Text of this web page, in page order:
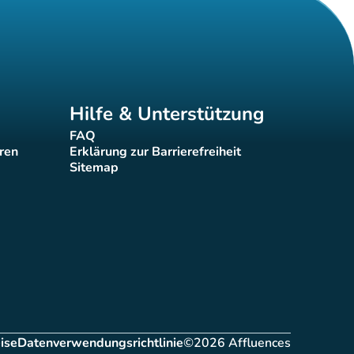
Hilfe & Unterstützung
FAQ(new tab)
Erklärung zur Barrierefreiheit
(new tab)
Sitemap(new tab)
Datenverwendungsrichtlinie
(new tab) ©2026 Affluences